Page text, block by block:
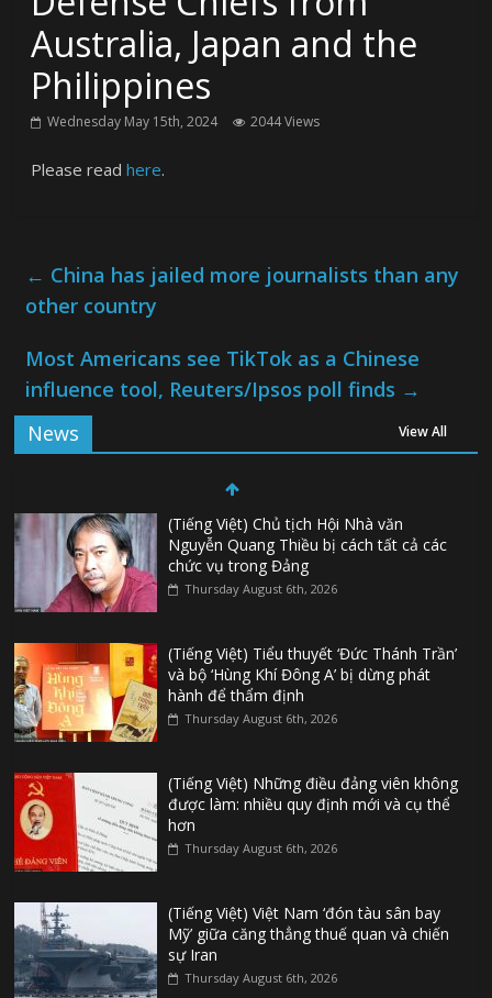
Australia, Japan and the
Philippines
Wednesday May 15th, 2024 2044 Views
Please readhere.
← China has jailed more journalists than any
other country
Most Americans see TikTok as a Chinese
influence tool, Reuters/Ipsos poll finds →
News
View All
(Tiếng Việt) Chủ tịch Hội Nhà văn
Nguyễn Quang Thiều bị cách tất cả các
chức vụ trong Đảng
Thursday August 6th, 2026
(Tiếng Việt) Tiểu thuyết ‘Đức Thánh Trần’
và bộ ‘Hùng Khí Đông A’ bị dừng phát
hành để thẩm định
Thursday August 6th, 2026
(Tiếng Việt) Những điều đảng viên không
được làm: nhiều quy định mới và cụ thể
hơn
Thursday August 6th, 2026
(Tiếng Việt) Việt Nam ‘đón tàu sân bay
Mỹ’ giữa căng thẳng thuế quan và chiến
sự Iran
Thursday August 6th, 2026